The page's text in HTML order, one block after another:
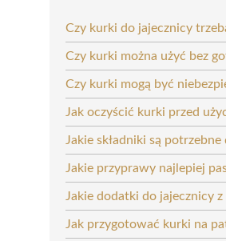
Czy kurki do jajecznicy
Czy kurki można użyć bez
Czy kurki mogą być
Jak oczyścić kurki przed
Jakie składniki są
Jakie przyprawy najlepiej
Jakie dodatki do jajecznicy
Jak przygotować kurki na